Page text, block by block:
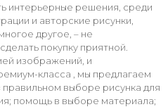
интерьерные решения, среди
и авторские рисунки,
другое, – не
покупку приятной.
изображений, и
класса , мы предлагаем
выборе рисунка для
помощь в выборе материала;